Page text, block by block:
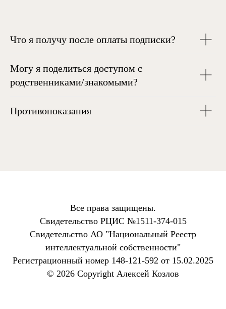
Что я получу после оплаты подписки?
Могу я поделиться доступом с
родственниками/знакомыми?
Противопоказания
Все права защищены.
Свидетельство РЦИС №1511-374-015
Свидетельство АО "Национальный Реестр
интеллектуальной собственности"
Регистрационный номер 148-121-592 от 15.02.2025
© 2026 Copyright Алексей Козлов